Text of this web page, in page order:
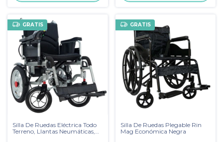
GRATIS
Silla De Ruedas Eléctrica Todo
Terreno, Llantas Neumáticas,
GRATIS
Silla De Ruedas Plegable Rin
Mag Económica Negra